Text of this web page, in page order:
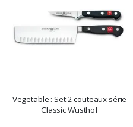
Vegetable : Set 2 couteaux série
Classic Wusthof